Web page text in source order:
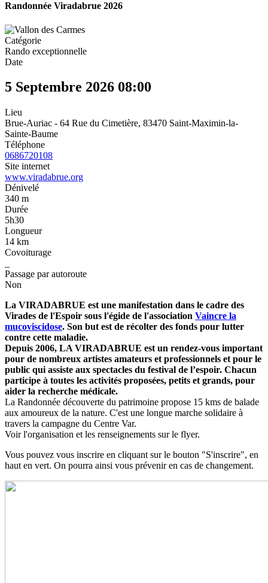
Randonnée Viradabrue 2026
Catégorie
Rando exceptionnelle
Date
5 Septembre 2026 08:00
Lieu
Brue-Auriac - 64 Rue du Cimetière, 83470 Saint-Maximin-la-
Sainte-Baume
Téléphone
0686720108
Site internet
www.viradabrue.org
Dénivelé
340 m
Durée
5h30
Longueur
14 km
Covoiturage
Passage par autoroute
Non
La VIRADABRUE est une manifestation dans le cadre des
Virades de l'Espoir sous l'égide de l'association Vaincre la
mucoviscidose. Son but est de récolter des fonds pour lutter
contre cette maladie.
Depuis 2006, LA VIRADABRUE est un rendez-vous important
pour de nombreux artistes amateurs et professionnels et pour le
public qui assiste aux spectacles du festival de l’espoir. Chacun
participe à toutes les activités proposées, petits et grands, pour
aider la recherche médicale.
La Randonnée découverte du patrimoine propose 15 kms de balade
aux amoureux de la nature. C'est une longue marche solidaire à
travers la campagne du Centre Var.
Voir l'organisation et les renseignements sur le flyer.
Vous pouvez vous inscrire en cliquant sur le bouton "S'inscrire", en
haut en vert. On pourra ainsi vous prévenir en cas de changement.